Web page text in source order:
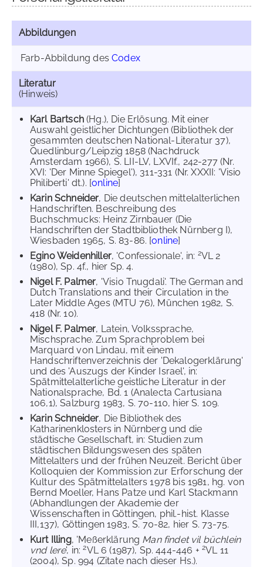
Abbildungen
Farb-Abbildung desCodex
Literatur
(Hinweis)
Karl Bartsch(Hg.), Die Erlösung. Mit einer
Auswahl geistlicher Dichtungen (Bibliothek der
gesammten deutschen National-Literatur 37),
Quedlinburg/Leipzig 1858 (Nachdruck
Amsterdam 1966), S. LII-LV, LXVIf., 242-277 (Nr.
XVI: 'Der Minne Spiegel'), 311-331 (Nr. XXXII: 'Visio
Philiberti' dt.). [online]
Karin Schneider, Die deutschen mittelalterlichen
Handschriften. Beschreibung des
Buchschmucks: Heinz Zirnbauer (Die
Handschriften der Stadtbibliothek Nürnberg I),
Wiesbaden 1965, S. 83-86. [online]
Egino Weidenhiller, 'Confessionale', in: 2VL 2
(1980), Sp. 4f., hier Sp. 4.
Nigel F. Palmer, 'Visio Tnugdali'. The German and
Dutch Translations and their Circulation in the
Later Middle Ages (MTU 76), München 1982, S.
418 (Nr. 10).
Nigel F. Palmer, Latein, Volkssprache,
Mischsprache. Zum Sprachproblem bei
Marquard von Lindau, mit einem
Handschriftenverzeichnis der 'Dekalogerklärung'
und des 'Auszugs der Kinder Israel', in:
Spätmittelalterliche geistliche Literatur in der
Nationalsprache, Bd. 1 (Analecta Cartusiana
106,1), Salzburg 1983, S. 70-110, hier S. 109.
Karin Schneider, Die Bibliothek des
Katharinenklosters in Nürnberg und die
städtische Gesellschaft, in: Studien zum
städtischen Bildungswesen des späten
Mittelalters und der frühen Neuzeit. Bericht über
Kolloquien der Kommission zur Erforschung der
Kultur des Spätmittelalters 1978 bis 1981, hg. von
Bernd Moeller, Hans Patze und Karl Stackmann
(Abhandlungen der Akademie der
Wissenschaften in Göttingen, phil.-hist. Klasse
III,137), Göttingen 1983, S. 70-82, hier S. 73-75.
Kurt Illing, 'Meßerklärung Man findet vil büchlein
vnd lere', in:2VL 6 (1987), Sp. 444-446 + 2VL 11
(2004), Sp. 994 (Zitate nach dieser Hs.).